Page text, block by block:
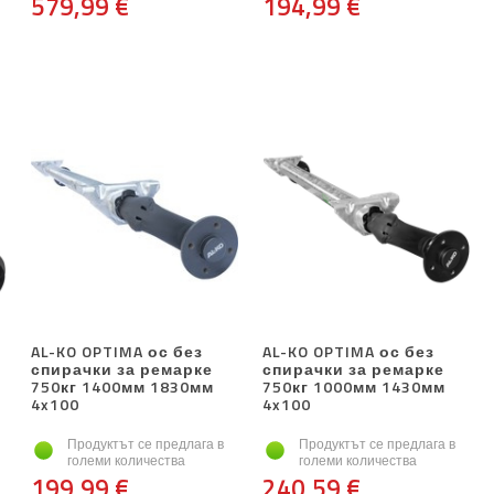
AL-KO OPTIMA ос без
спирачки за ремарке
750кг 1400мм 1830мм
4x100
Продуктът се предлага в
големи количества
AL-KO OPTIMA ос без
спирачки за ремарке
750кг 1000мм 1430мм
4x100
Продуктът се предлага в
големи количества